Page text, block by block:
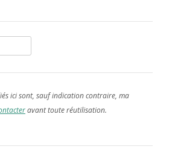
ici sont, sauf indication contraire, ma
avant toute réutilisation.